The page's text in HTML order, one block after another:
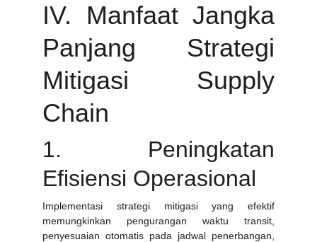
IV. Manfaat Jangka
Panjang Strategi
Mitigasi Supply
Chain
1. Peningkatan
Efisiensi Operasional
Implementasi strategi mitigasi yang efektif
memungkinkan pengurangan waktu transit,
penyesuaian otomatis pada jadwal penerbangan,